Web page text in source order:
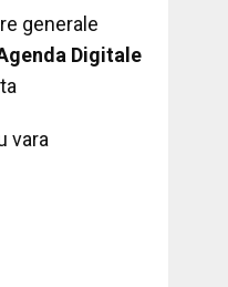
generale
Digitale